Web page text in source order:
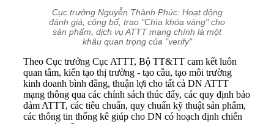
Cục trưởng Nguyễn Thành Phúc: Hoạt động
đánh giá, công bố, trao "Chìa khóa vàng" cho
sản phẩm, dịch vụ ATTT mạng chính là một
khâu quan trọng của "verify"
Theo Cục trưởng Cục ATTT, Bộ TT&TT cam kết luôn
quan tâm, kiến tạo thị trường - tạo cầu, tạo môi trường
kinh doanh bình đẳng, thuận lợi cho tất cả DN ATTT
mạng thông qua các chính sách thúc đẩy, các quy định bảo
đảm ATTT, các tiêu chuẩn, quy chuẩn kỹ thuật sản phẩm,
các thông tin thống kê giúp cho DN có hoạch định chiến